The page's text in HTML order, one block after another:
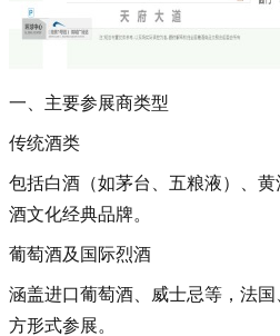
一、主要参展商类型
传统酒类‌
包括白酒（如茅台、五粮液）、
酒文化经典品牌‌。
葡萄酒及国际烈酒‌
涵盖进口葡萄酒、威士忌等，法
方形式参展‌。